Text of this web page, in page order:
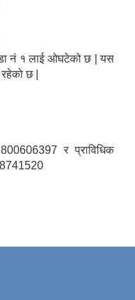
नं १ लाई ओघटेको छ | यस
छ |
र प्राविधिक